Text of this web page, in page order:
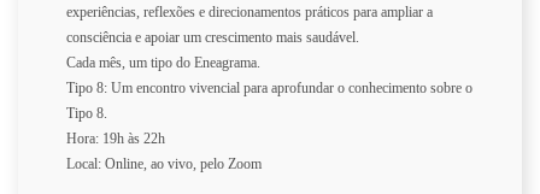
experiências, reflexões e direcionamentos práticos para ampliar a
consciência e apoiar um crescimento mais saudável.
Cada mês, um tipo do Eneagrama.
Tipo 8: Um encontro vivencial para aprofundar o conhecimento sobre o
Tipo 8.
Hora: 19h às 22h
Local: Online, ao vivo, pelo Zoom